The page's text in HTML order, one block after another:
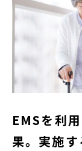
EMSを利
果。実施